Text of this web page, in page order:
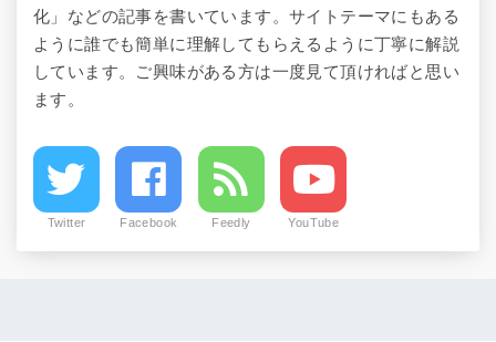
化」などの記事を書いています。サイトテーマにもある
ように誰でも簡単に理解してもらえるように丁寧に解説
しています。ご興味がある方は一度見て頂ければと思い
ます。
Twitter Facebook Feedly YouTube